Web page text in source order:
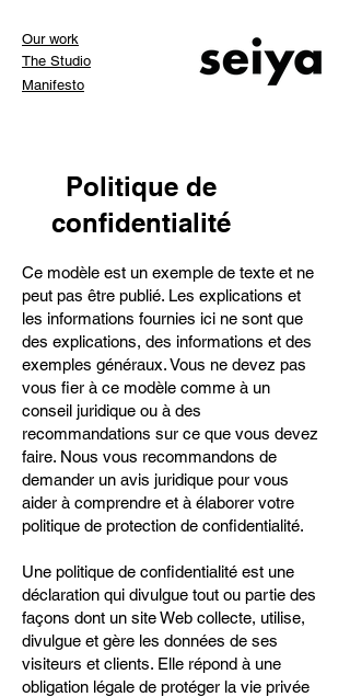
Our work
The Studio
Manifesto
Politique de
confidentialité
Ce modèle est un exemple de texte et ne
peut pas être publié. Les explications et
les informations fournies ici ne sont que
des explications, des informations et des
exemples généraux. Vous ne devez pas
vous fier à ce modèle comme à un
conseil juridique ou à des
recommandations sur ce que vous devez
faire. Nous vous recommandons de
demander un avis juridique pour vous
aider à comprendre et à élaborer votre
politique de protection de confidentialité.
Une politique de confidentialité est une
déclaration qui divulgue tout ou partie des
façons dont un site Web collecte, utilise,
divulgue et gère les données de ses
visiteurs et clients. Elle répond à une
obligation légale de protéger la vie privée